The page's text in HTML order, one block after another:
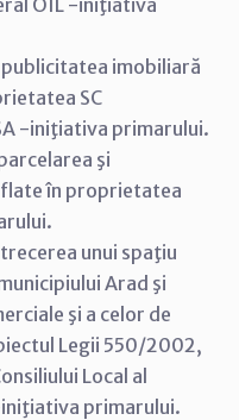
imobiliară
SC
-iniţiativa primarului.
şi
în proprietatea
unui spaţiu
Arad şi
şi a celor de
Legii 550/2002,
Local al
primarului.